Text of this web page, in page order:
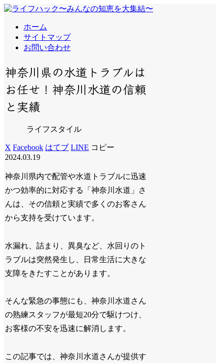
ホーム
サイトマップ
お問い合わせ
神奈川県の水道トラブルは
お任せ！神奈川水道の信頼
と実績
ライフスタイル
X Facebook はてブ LINE コピー
2024.03.19
神奈川県内で配管や水道トラブルに迅速
かつ効率的に対応する「神奈川水道」さ
んは、その信頼と実績で多くのお客さん
から支持を受けています。
水漏れ、詰まり、異臭など、水回りのト
ラブルは突然発生し、日常生活に大きな
支障をきたすことがあります。
そんな緊急の事態にも、神奈川水道さん
の熟練スタッフが最短20分で駆けつけ、
お客様の不安を迅速に解消します。
この記事では、神奈川水道さんが提供す